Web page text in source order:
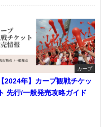
カープ
【2024年】カープ観戦チケッ
ト 先行/一般発売攻略ガイド